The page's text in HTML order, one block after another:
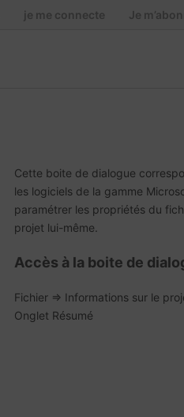
je me connecte Je
Cette boite de dialogue
les logiciels de la gamme
paramétrer les propriétés du
projet lui-même.
Accès à la boite de
Fichier => Informations sur le
Onglet Résumé